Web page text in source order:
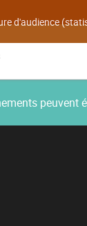
d'audience
peuvent